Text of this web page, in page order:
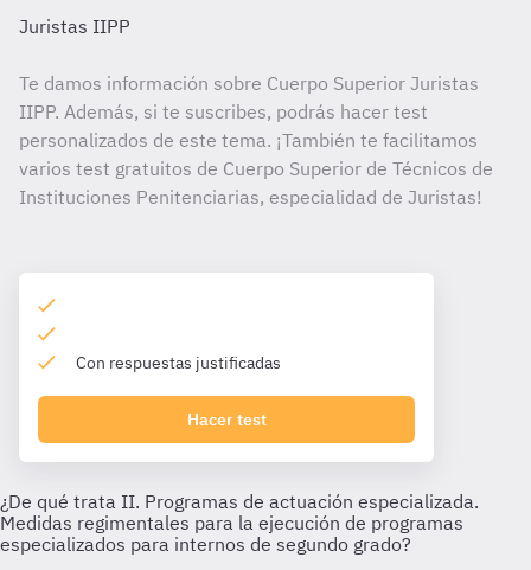
Juristas IIPP
Te damos información sobre Cuerpo Superior Juristas
IIPP. Además, si te suscribes, podrás hacer test
personalizados de este tema. ¡También te facilitamos
varios test gratuitos de Cuerpo Superior de Técnicos de
Instituciones Penitenciarias, especialidad de Juristas!
Con respuestas justificadas
Hacer test